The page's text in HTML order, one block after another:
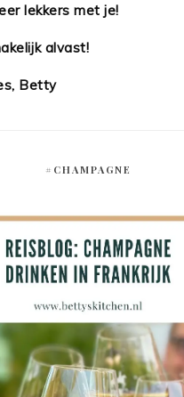
lekkers met je!
alvast!
Betty
#CHAMPAGNE